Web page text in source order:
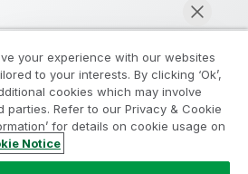
Bater papo agora
Termos do produto
Legais
Marcas comerciais
your experience with our websites
to your interests. By clicking ‘Ok’,
cookies which may involve
parties. Refer to our Privacy & Cookie
for details on cookie usage on
Notice